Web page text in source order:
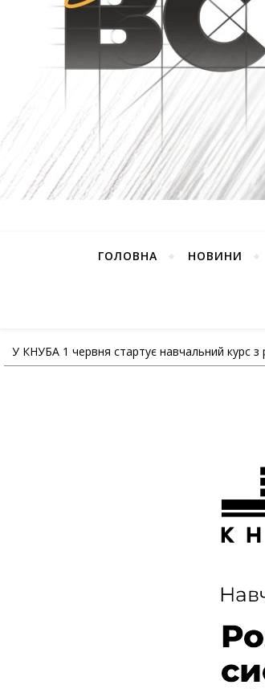
ГОЛОВНА НОВИНИ
У КНУБА 1 червня стартує навчальний курс з